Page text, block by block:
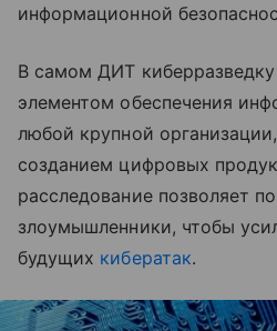
информационной
В самом ДИТ
элементом обеспечения
любой крупной
созданием цифровых
расследование позволяет
злоумышленники, чтобы
будущих кибератак.